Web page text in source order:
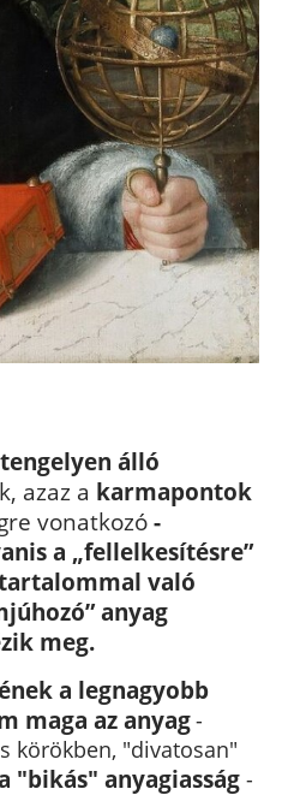
álló
azaz a karmapontok
vonatkozó-
a „fellelkesítésre”
való
anyag
meg.
a legnagyobb
maga az anyag-
körökben, "divatosan"
"bikás" anyagiasság-